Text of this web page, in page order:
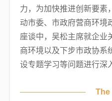
力，为加快推进创新要素
动市委、市政府营商环境
座谈中，吴松主席就企业
商环境以及下步市政协系
设专题学习等问题进行深
The